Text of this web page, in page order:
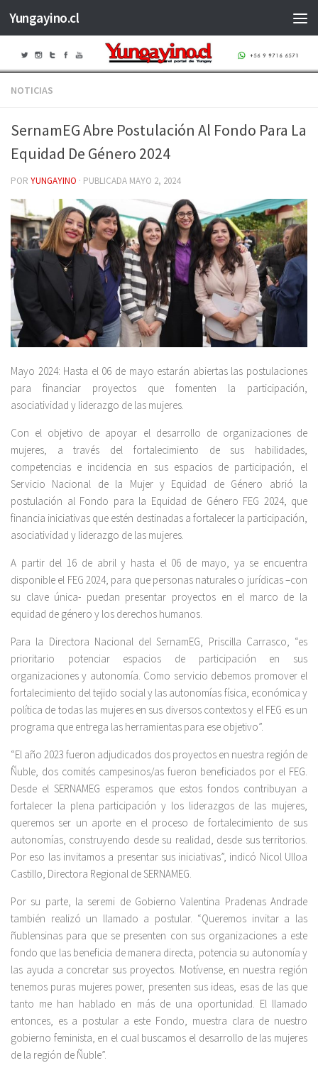
Saltar al contenido
Yungayino.cl
NOTICIAS
SernamEG Abre Postulación Al Fondo Para La
Equidad De Género 2024
POR YUNGAYINO · PUBLICADA MAYO 2, 2024
Mayo 2024: Hasta el 06 de mayo estarán abiertas las postulaciones
para financiar proyectos que fomenten la participación,
asociatividad y liderazgo de las mujeres.
Con el objetivo de apoyar el desarrollo de organizaciones de
mujeres, a través del fortalecimiento de sus habilidades,
competencias e incidencia en sus espacios de participación, el
Servicio Nacional de la Mujer y Equidad de Género abrió la
postulación al Fondo para la Equidad de Género FEG 2024, que
financia iniciativas que estén destinadas a fortalecer la participación,
asociatividad y liderazgo de las mujeres.
A partir del 16 de abril y hasta el 06 de mayo, ya se encuentra
disponible el FEG 2024, para que personas naturales o jurídicas –con
su clave única- puedan presentar proyectos en el marco de la
equidad de género y los derechos humanos.
Para la Directora Nacional del SernamEG, Priscilla Carrasco, “es
prioritario potenciar espacios de participación en sus
organizaciones y autonomía. Como servicio debemos promover el
fortalecimiento del tejido social y las autonomías física, económica y
política de todas las mujeres en sus diversos contextos y el FEG es un
programa que entrega las herramientas para ese objetivo”.
“El año 2023 fueron adjudicados dos proyectos en nuestra región de
Ñuble, dos comités campesinos/as fueron beneficiados por el FEG.
Desde el SERNAMEG esperamos que estos fondos contribuyan a
fortalecer la plena participación y los liderazgos de las mujeres,
queremos ser un aporte en el proceso de fortalecimiento de sus
autonomías, construyendo desde su realidad, desde sus territorios.
Por eso las invitamos a presentar sus iniciativas”, indicó Nicol Ulloa
Castillo, Directora Regional de SERNAMEG.
Por su parte, la seremi de Gobierno Valentina Pradenas Andrade
también realizó un llamado a postular. “Queremos invitar a las
ñublensinas para que se presenten con sus organizaciones a este
fondo que las beneficia de manera directa, potencia su autonomía y
las ayuda a concretar sus proyectos. Motívense, en nuestra región
tenemos puras mujeres power, presenten sus ideas, esas de las que
tanto me han hablado en más de una oportunidad. El llamado
entonces, es a postular a este Fondo, muestra clara de nuestro
gobierno feminista, en el cual buscamos el desarrollo de las mujeres
de la región de Ñuble”.